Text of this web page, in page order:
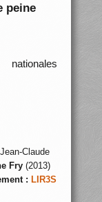
peine
Jean-Claude
Fry(2013)
: LIR3S